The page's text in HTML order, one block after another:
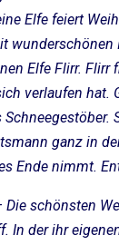
Elfe feiert
Elfe Flirr. Flirr
verlaufen hat.
ganz in
Ende nimmt.
Die schönsten
In der ihr